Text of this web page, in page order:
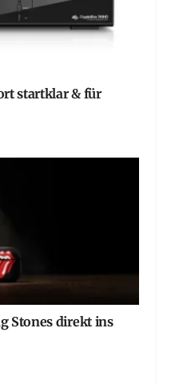
startklar & für
Stones direkt ins